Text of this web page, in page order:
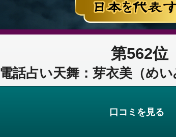
第562位
電話占い天舞：芽衣美（め
口コミを見る